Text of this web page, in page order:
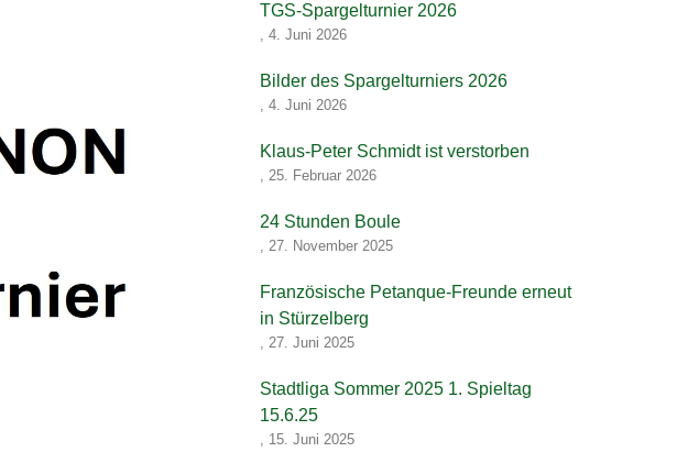
TGS-Spargelturnier 2026
, 4. Juni 2026
Bilder des Spargelturniers 2026
, 4. Juni 2026
Klaus-Peter Schmidt ist verstorben
, 25. Februar 2026
24 Stunden Boule
, 27. November 2025
Französische Petanque-Freunde erneut
in Stürzelberg
, 27. Juni 2025
Stadtliga Sommer 2025 1. Spieltag
15.6.25
, 15. Juni 2025